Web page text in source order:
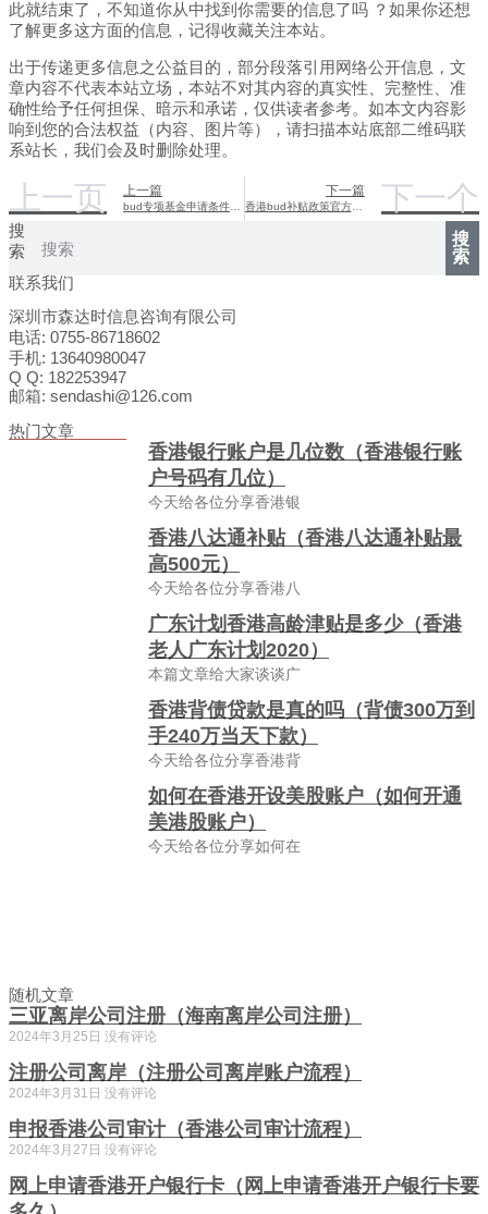
此就结束了，不知道你从中找到你需要的信息了吗 ？如果你还想
了解更多这方面的信息，记得收藏关注本站。
出于传递更多信息之公益目的，部分段落引用网络公开信息，文
章内容不代表本站立场，本站不对其内容的真实性、完整性、准
确性给予任何担保、暗示和承诺，仅供读者参考。如本文内容影
响到您的合法权益（内容、图片等），请扫描本站底部二维码联
系站长，我们会及时删除处理。
上一页 上一篇
bud专项基金申请条件（如何申请专项基金）
下一篇
香港bud补贴政策官方文件（香港补贴5000） 下一个
搜
索
搜
索
联系我们
深圳市森达时信息咨询有限公司
电话: 0755-86718602
手机: 13640980047
Q Q: 182253947
邮箱: sendashi@126.com
热门文章
香港银行账户是几位数（香港银行账
户号码有几位）
今天给各位分享香港银
香港八达通补贴（香港八达通补贴最
高500元）
今天给各位分享香港八
广东计划香港高龄津贴是多少（香港
老人广东计划2020）
本篇文章给大家谈谈广
香港背债贷款是真的吗（背债300万到
手240万当天下款）
今天给各位分享香港背
如何在香港开设美股账户（如何开通
美港股账户）
今天给各位分享如何在
随机文章
三亚离岸公司注册（海南离岸公司注册）
2024年3月25日 没有评论
注册公司离岸（注册公司离岸账户流程）
2024年3月31日 没有评论
申报香港公司审计（香港公司审计流程）
2024年3月27日 没有评论
网上申请香港开户银行卡（网上申请香港开户银行卡要